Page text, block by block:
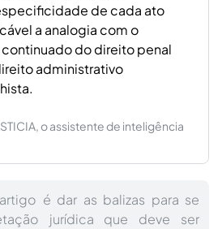
de cada ato
a analogia com o
do direito penal
administrativo
o assistente de inteligência
é dar as balizas para se
jurídica que deve ser